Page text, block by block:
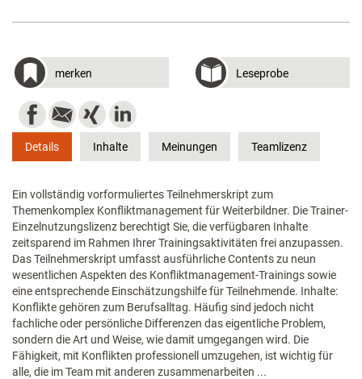
merken Leseprobe
Details Inhalte Meinungen Teamlizenz
Ein vollständig vorformuliertes Teilnehmerskript zum
Themenkomplex Konfliktmanagement für Weiterbildner. Die Trainer-
Einzelnutzungslizenz berechtigt Sie, die verfügbaren Inhalte
zeitsparend im Rahmen Ihrer Trainingsaktivitäten frei anzupassen.
Das Teilnehmerskript umfasst ausführliche Contents zu neun
wesentlichen Aspekten des Konfliktmanagement-Trainings sowie
eine entsprechende Einschätzungshilfe für Teilnehmende. Inhalte:
Konflikte gehören zum Berufsalltag. Häufig sind jedoch nicht
fachliche oder persönliche Differenzen das eigentliche Problem,
sondern die Art und Weise, wie damit umgegangen wird. Die
Fähigkeit, mit Konflikten professionell umzugehen, ist wichtig für
alle, die im Team mit anderen zusammenarbeiten ...